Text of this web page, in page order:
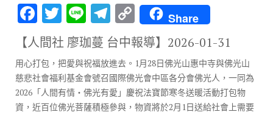
F
ac
e
b
o
T
w
it
te
r
Li
n
e
T
el
e
gr
a
C
o
p
y
Li
Share
【人間社 廖珈蔓 台中報導】 2026-01-31
用心打包，把愛與祝福放進去。1月28日佛光山惠中寺與佛光山
慈悲社會福利基金會號召國際佛光會中區各分會佛光人，一同為
2026「人間有情‧佛光有愛」慶祝法寶節寒冬送暖活動打包物
資，近百位佛光菩薩積極參與，物資將於2月1日送給社會上需要